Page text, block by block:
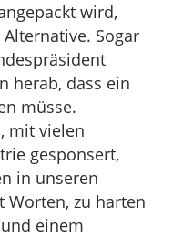
wird,
Sogar
herab, dass ein
müsse.
mit vielen
gesponsert,
in unseren
Worten, zu harten
einem